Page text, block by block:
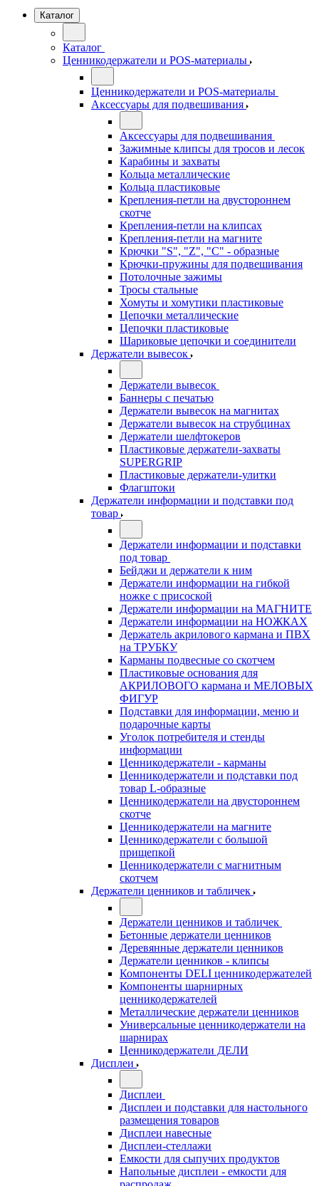
Каталог
Каталог
Ценникодержатели и POS-материалы
Ценникодержатели и POS-материалы
Аксессуары для подвешивания
Аксессуары для подвешивания
Зажимные клипсы для тросов и лесок
Карабины и захваты
Кольца металлические
Кольца пластиковые
Крепления-петли на двустороннем
скотче
Крепления-петли на клипсах
Крепления-петли на магните
Крючки "S", "Z", "C" - образные
Крючки-пружины для подвешивания
Потолочные зажимы
Тросы стальные
Хомуты и хомутики пластиковые
Цепочки металлические
Цепочки пластиковые
Шариковые цепочки и соединители
Держатели вывесок
Держатели вывесок
Баннеры с печатью
Держатели вывесок на магнитах
Держатели вывесок на струбцинах
Держатели шелфтокеров
Пластиковые держатели-захваты
SUPERGRIP
Пластиковые держатели-улитки
Флагштоки
Держатели информации и подставки под
товар
Держатели информации и подставки
под товар
Бейджи и держатели к ним
Держатели информации на гибкой
ножке с присоской
Держатели информации на МАГНИТЕ
Держатели информации на НОЖКАХ
Держатель акрилового кармана и ПВХ
на ТРУБКУ
Карманы подвесные со скотчем
Пластиковые основания для
АКРИЛОВОГО кармана и МЕЛОВЫХ
ФИГУР
Подставки для информации, меню и
подарочные карты
Уголок потребителя и стенды
информации
Ценникодержатели - карманы
Ценникодержатели и подставки под
товар L-образные
Ценникодержатели на двустороннем
скотче
Ценникодержатели на магните
Ценникодержатели с большой
прищепкой
Ценникодержатели с магнитным
скотчем
Держатели ценников и табличек
Держатели ценников и табличек
Бетонные держатели ценников
Деревянные держатели ценников
Держатели ценников - клипсы
Компоненты DELI ценникодержателей
Компоненты шарнирных
ценникодержателей
Металлические держатели ценников
Универсальные ценникодержатели на
шарнирах
Ценникодержатели ДЕЛИ
Дисплеи
Дисплеи
Дисплеи и подставки для настольного
размещения товаров
Дисплеи навесные
Дисплеи-стеллажи
Емкости для сыпучих продуктов
Напольные дисплеи - емкости для